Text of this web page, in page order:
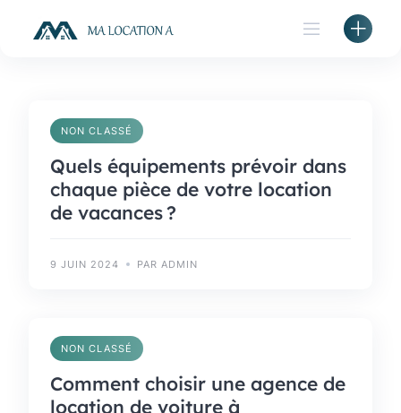
NON CLASSÉ
Quels équipements prévoir dans
chaque pièce de votre location
de vacances ?
9 JUIN 2024 PAR ADMIN
NON CLASSÉ
Comment choisir une agence de
location de voiture à